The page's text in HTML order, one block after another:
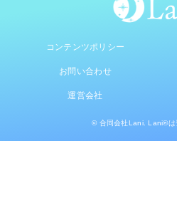
コンテンツポリシー
お問い合わせ
運営会社
© 合同会社Lani. Lani®は